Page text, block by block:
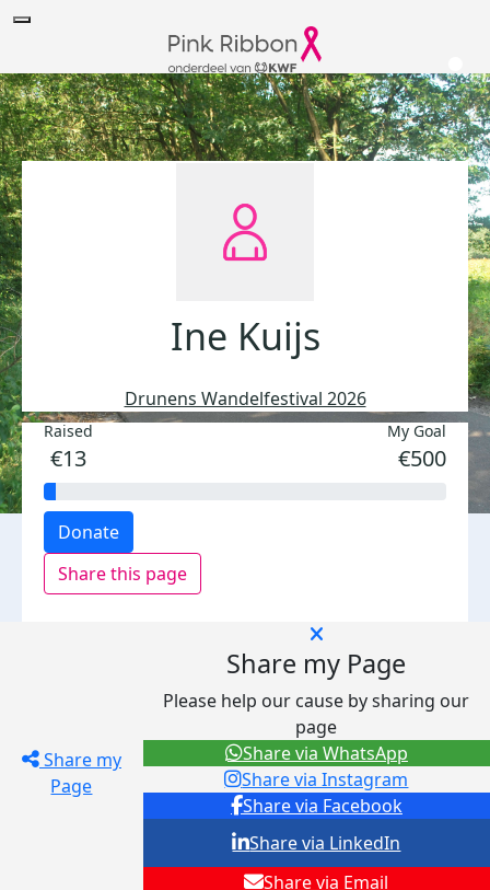
Ine Kuijs
Drunens Wandelfestival 2026
Raised
€13
My Goal
€500
Donate
Share this page
Share my
Page
Share my Page
Please help our cause by sharing our
page
Share via Facebook
Share via Instagram
Share via Email
Share via LinkedIn
Share via WhatsApp